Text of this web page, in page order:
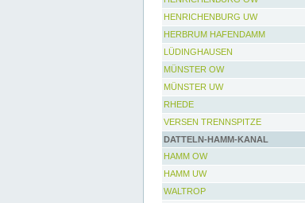
HENRICHENBURG UW
HERBRUM HAFENDAMM
LÜDINGHAUSEN
MÜNSTER OW
MÜNSTER UW
RHEDE
VERSEN TRENNSPITZE
DATTELN-HAMM-KANAL
HAMM OW
HAMM UW
WALTROP